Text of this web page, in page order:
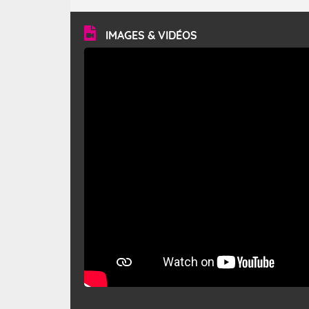
vitesse moyenne de 50 km/h et atteindre 80 à 100 km/h
en rafales, parfois davantage. Il parcourt la basse vallée
du Rhône et la Provence et envahit le littoral
méditerranéen à partir de la Camargue.
IMAGES & VIDÉOS